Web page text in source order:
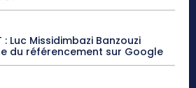
: Luc Missidimbazi Banzouzi
du référencement sur Google